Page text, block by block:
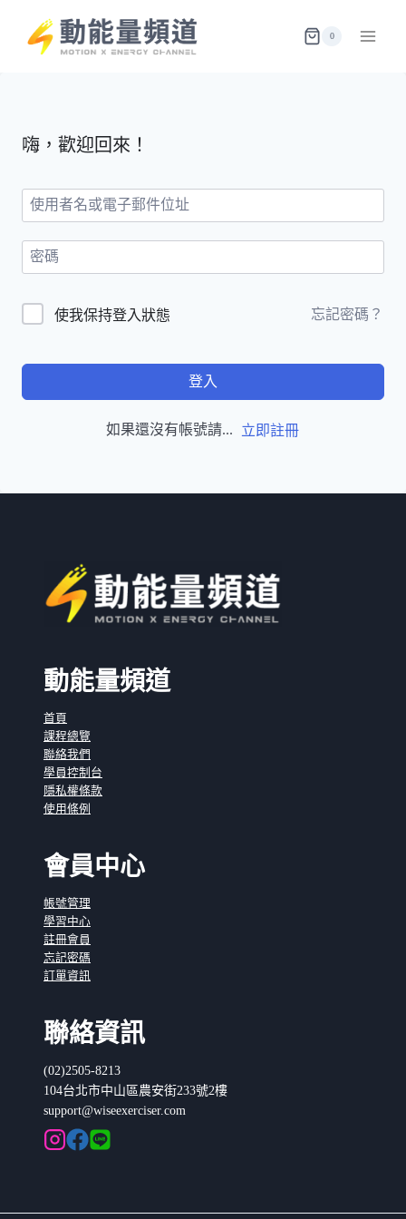
content
0
嗨，歡迎回來！
使我保持登入狀態 忘記密碼？
登入
如果還沒有帳號請... 立即註冊
動能量頻道
首頁
課程總覽
聯絡我們
學員控制台
隱私權條款
使用條例
會員中心
帳號管理
學習中心
註冊會員
忘記密碼
訂單資訊
聯絡資訊
(02)2505-8213
104台北市中山區農安街233號2樓
support@wiseexerciser.com